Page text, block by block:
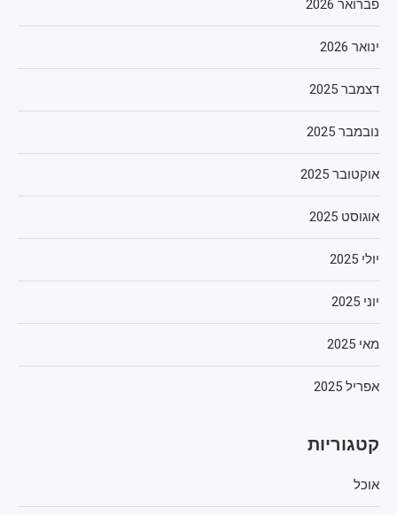
פברואר 2026
ינואר 2026
דצמבר 2025
נובמבר 2025
אוקטובר 2025
אוגוסט 2025
יולי 2025
יוני 2025
מאי 2025
אפריל 2025
קטגוריות
אוכל